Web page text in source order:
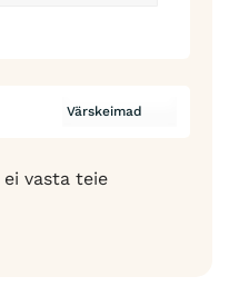
ei vasta teie